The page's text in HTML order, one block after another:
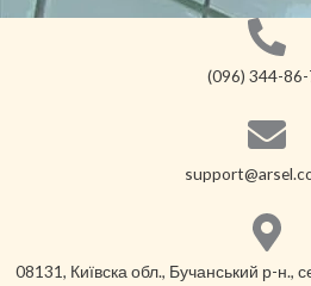
(096) 344-
08131, Київска обл., Бучанський р-н.,